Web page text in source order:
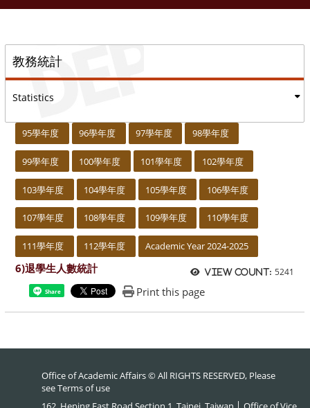
教務統計
Statistics
95學年度 96學年度 97學年度 98學年度
99學年度 100學年度 101學年度 102學年度
103學年度 104學年度 105學年度 106學年度
107學年度 108學年度 109學年度 110學年度
111學年度 112學年度 Academic Year 2024-2025
View count: 5241
6)退學生人數統計
Share Print this page
Office of Academic Affairs © All RIGHTS RESERVED, Please
seeTerms of use